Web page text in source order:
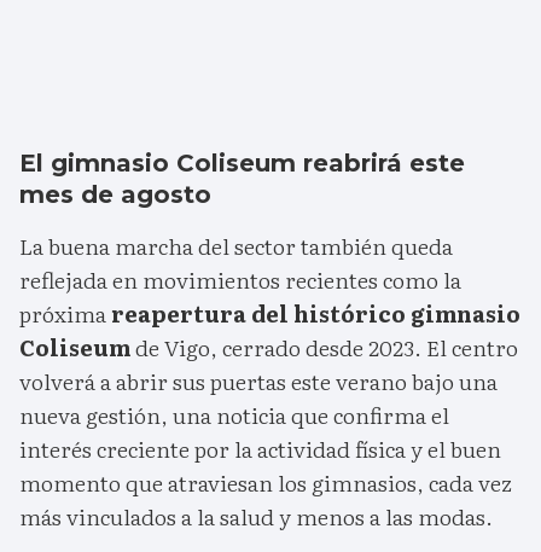
El gimnasio Coliseum reabrirá este
mes de agosto
La buena marcha del sector también queda
reflejada en movimientos recientes como la
próximareapertura del histórico gimnasio
Coliseumde Vigo, cerrado desde 2023. El centro
volverá a abrir sus puertas este verano bajo una
nueva gestión, una noticia que confirma el
interés creciente por la actividad física y el buen
momento que atraviesan los gimnasios, cada vez
más vinculados a la salud y menos a las modas.